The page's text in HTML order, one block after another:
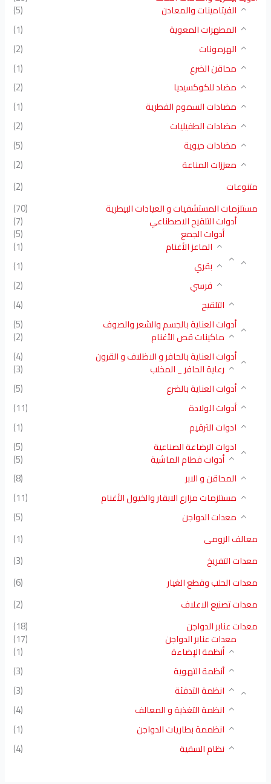
الفيتامينات والمعادن
(5)
المطهرات المعوية
(1)
الهرمونات
(2)
محاقن الضرع
(1)
مضاد للكوكسيديا
(2)
مضادات السموم الفطرية
(1)
مضادات الطفيليات
(2)
مضادات حيوية
(5)
معززات المناعة
(2)
متنوعات
(2)
مستلزمات المستشفيات و العيادات البيطرية
(70)
أدوات التلقيح الاصطناعي (7)
أدوات الجمع (5)
الماعز الأغنام
(1)
بقري
(1)
فرسي
(2)
التلقيح
(4)
أدوات العناية بالجسم والشعر والصوف
(5)
ماكينات قص الأغنام
(2)
أدوات العناية بالحافر و الاظلاف و القرون
(4)
رعاية الحافر _ المخلب
(3)
أدوات العناية بالضرع
(5)
أدوات الولادة
(11)
ادوات الترقيم
(1)
ادوات الرضاعة الصناعية
(5)
أدوات فطام الماشية
(5)
المحاقن و الابر
(8)
مستلزمات مزارع الابقار والخيول الأغنام
(11)
معدات الدواجن
(5)
معالف الرومى
(1)
معدات التفريخ
(3)
معدات الحلب وقطع الغيار
(6)
معدات تصنيع الاعلاف
(2)
معدات عنابر الدواجن
(18)
معدات عنابر الدواجن (17)
أنظمة الإضاءة
(1)
أنظمة التهوية
(3)
انظمة التدفئة
(3)
انظمة التغذية و المعالف
(4)
انظممة بطاريات الدواجن
(1)
نظام السقية
(4)